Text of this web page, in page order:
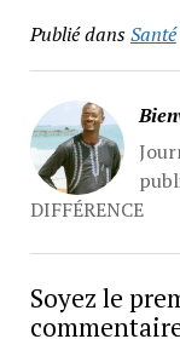
Publié dansSanté
DIFFÉRENCE
Soyez le